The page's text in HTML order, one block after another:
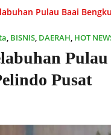
Pulau Baai
, BISNIS, DAERAH, HOT
Pusat